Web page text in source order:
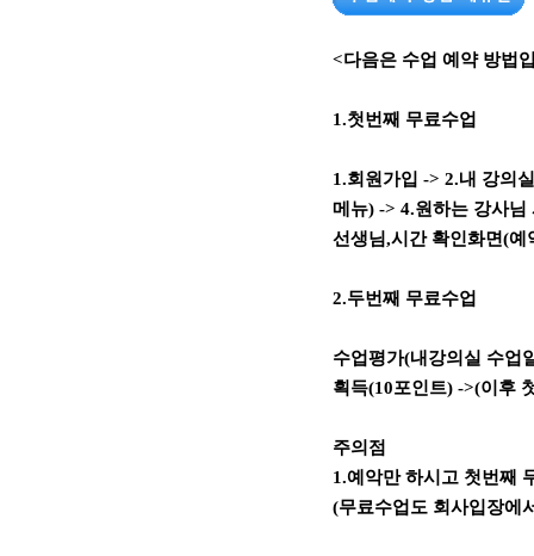
<다음은 수업 예약 방법
1.첫번째 무료수업
1.회원가입 -> 2.내 강의
메뉴) -> 4.원하는 강사
선생님,시간 확인화면(
2.두번째 무료수업
수업평가(내강의실 수업
획득(10포인트) ->(이후
주의점
1.예악만 하시고 첫번째
(무료수업도 회사입장에